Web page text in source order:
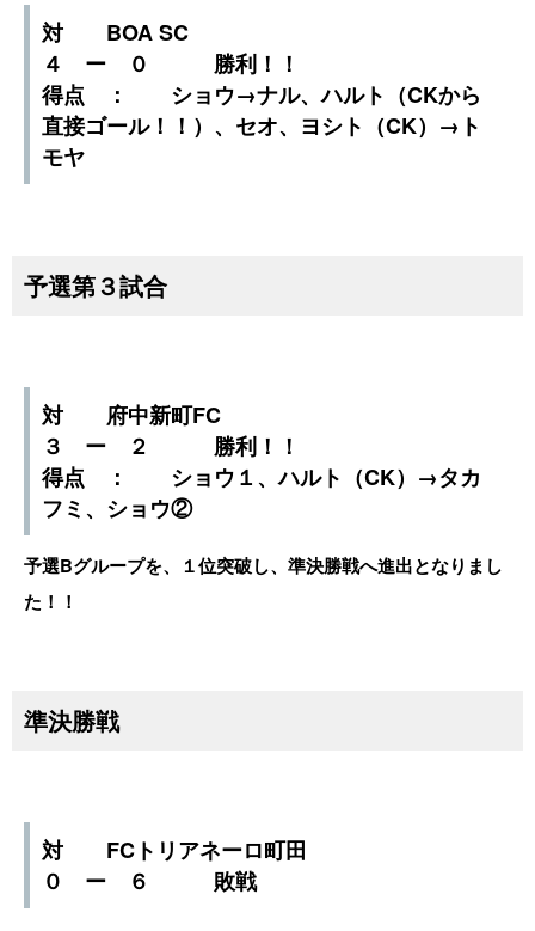
対 BOA SC
４ ー ０ 勝利！！
得点 ： ショウ→ナル、ハルト（CKから
直接ゴール！！）、セオ、ヨシト（CK）→ト
モヤ
予選第３試合
対 府中新町FC
３ ー ２ 勝利！！
得点 ： ショウ１、ハルト（CK）→タカ
フミ、ショウ②
予選Bグループを、１位突破し、準決勝戦へ進出となりまし
た！！
準決勝戦
対 FCトリアネーロ町田
０ ー ６ 敗戦